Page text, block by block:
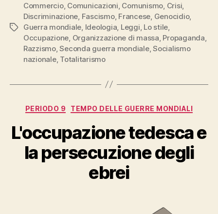
Tag
Commercio, Comunicazioni Comunismo Crisi
Discriminazione Fascismo, Francese Genocidio,
Guerra mondiale Ideologia Leggi Lo stile
Occupazione Organizzazione di massa Propaganda
Razzismo,Seconda guerra mondiale,Socialismo
nazionale, Totalitarismo
Categorie
PERIODO 9 TEMPO DELLE GUERRE MONDIALI
L'occupazione tedesca e
la persecuzione degli
ebrei